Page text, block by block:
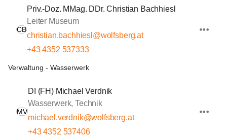
CB
Priv.-Doz. MMag. DDr. Christian Bachhiesl
Leiter Museum
christian.bachhiesl@wolfsberg.at
+43 4352 537333
Verwaltung - Wasserwerk
MV
DI (FH) Michael Verdnik
Wasserwerk, Technik
michael.verdnik@wolfsberg.at
+43 4352 537406